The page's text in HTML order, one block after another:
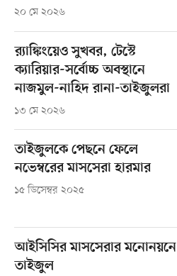
২০ মে ২০২৬
র‍্যাঙ্কিংয়েও সুখবর, টেস্টে
ক্যারিয়ার-সর্বোচ্চ অবস্থানে
নাজমুল-নাহিদ রানা-তাইজুলরা
১৩ মে ২০২৬
তাইজুলকে পেছনে ফেলে
নভেম্বরের মাসসেরা হারমার
১৫ ডিসেম্বর ২০২৫
আইসিসির মাসসেরার মনোনয়নে
তাইজুল